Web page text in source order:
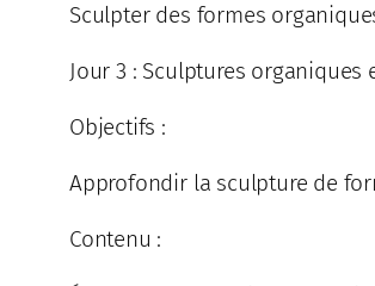
Sculpter des formes
Jour 3 : Sculptures organiques
Objectifs :
Approfondir la sculpture de
Contenu :